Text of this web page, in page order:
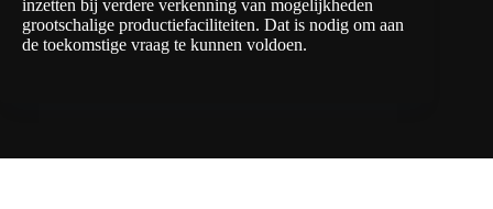
inzetten bij verdere verkenning van mogelijkheden
grootschalige productiefaciliteiten. Dat is nodig om aan
de toekomstige vraag te kunnen voldoen.